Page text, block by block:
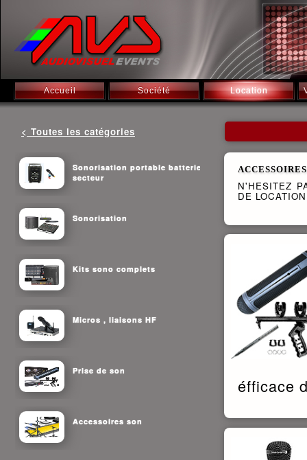
Accueil Société Location
< Toutes les catégories
Sonorisation portable batterie
secteur
Sonorisation
Kits sono complets
Micros , liaisons HF
Prise de son
Accessoires son
N'HESITEZ
DE LOCATION
éfficace